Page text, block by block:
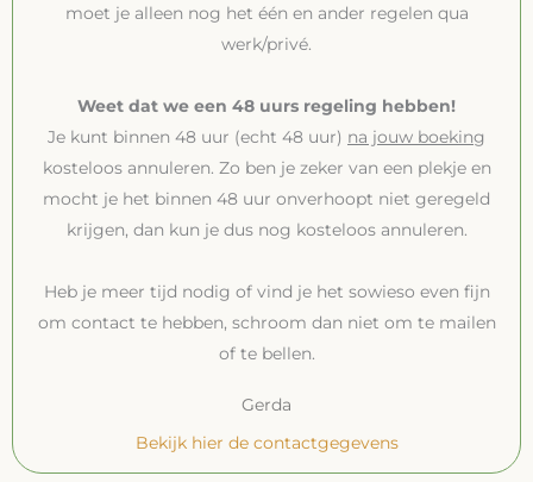
moet je alleen nog het één en ander regelen qua
werk/privé.
Weet dat we een 48 uurs regeling hebben!
Je kunt binnen 48 uur (echt 48 uur) na jouw boeking
kosteloos annuleren. Zo ben je zeker van een plekje en
mocht je het binnen 48 uur onverhoopt niet geregeld
krijgen, dan kun je dus nog kosteloos annuleren.
Heb je meer tijd nodig of vind je het sowieso even fijn
om contact te hebben, schroom dan niet om te mailen
of te bellen.
Gerda
Bekijk hier de contactgegevens